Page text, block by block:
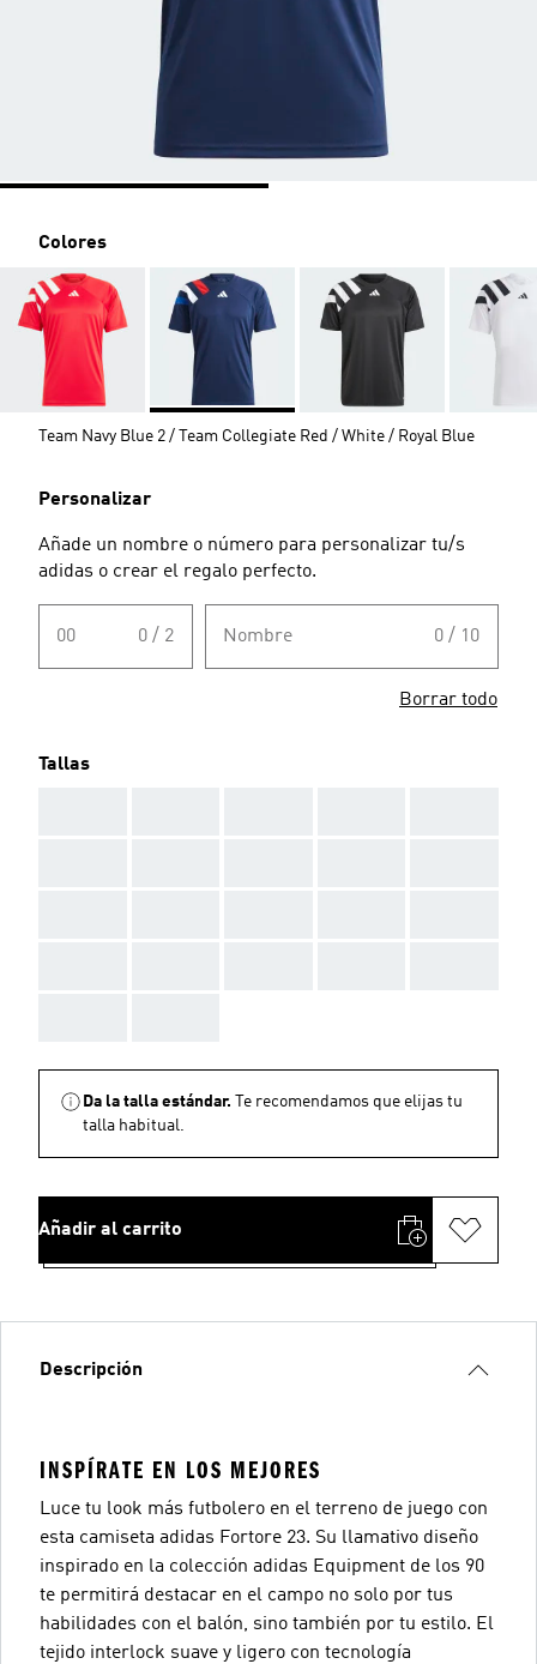
Colores
Team Navy Blue 2 / Team Collegiate Red / White / Royal Blue
Personalizar
Añade un nombre o número para personalizar tu/s
adidas o crear el regalo perfecto.
00 0 / 2 Nombre 0 / 10
Borrar todo
Tallas
Da la talla estándar.
Te recomendamos que elijas tu
talla habitual.
Añadir al carrito
Descripción
INSPÍRATE EN LOS MEJORES
Luce tu look más futbolero en el terreno de juego con
esta camiseta adidas Fortore 23. Su llamativo diseño
inspirado en la colección adidas Equipment de los 90
te permitirá destacar en el campo no solo por tus
habilidades con el balón, sino también por tu estilo. El
tejido interlock suave y ligero con tecnología